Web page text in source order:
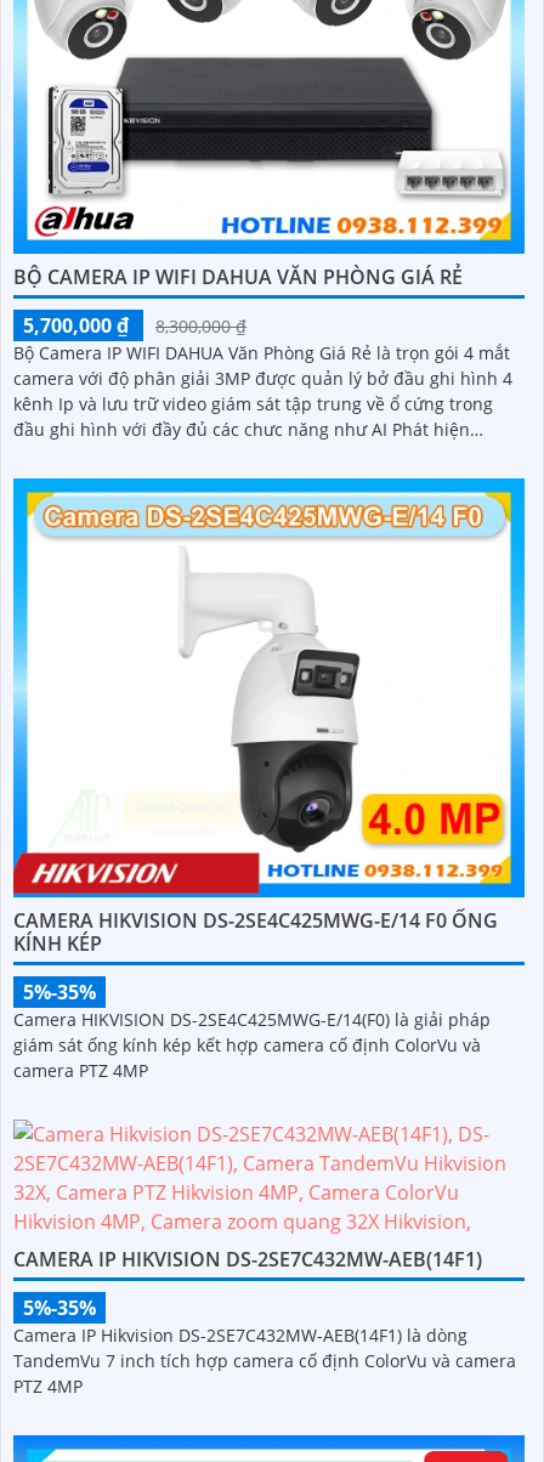
BỘ CAMERA IP WIFI DAHUA VĂN PHÒNG GIÁ RẺ
5,700,000 ₫
8,300,000 ₫
Bộ Camera IP WIFI DAHUA Văn Phòng Giá Rẻ là trọn gói 4 mắt
camera với độ phân giải 3MP được quản lý bở đầu ghi hình 4
kênh Ip và lưu trữ video giám sát tập trung về ổ cứng trong
đầu ghi hình với đầy đủ các chưc năng như AI Phát hiện
vào ban đêm
CAMERA HIKVISION DS-2SE4C425MWG-E/14 F0 ỐNG
KÍNH KÉP
5%-35%
Camera HIKVISION DS-2SE4C425MWG-E/14(F0) là giải pháp
giám sát ống kính kép kết hợp camera cố định ColorVu và
camera PTZ 4MP
CAMERA IP HIKVISION DS-2SE7C432MW-AEB(14F1)
5%-35%
Camera IP Hikvision DS-2SE7C432MW-AEB(14F1) là dòng
TandemVu 7 inch tích hợp camera cố định ColorVu và camera
PTZ 4MP